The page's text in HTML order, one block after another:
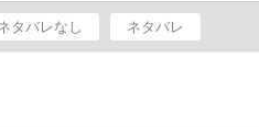
タバレなし ネタバレ